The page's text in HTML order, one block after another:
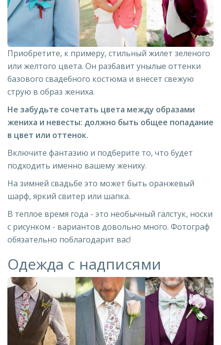
Приобретите, к примеру, стильный жилет зеленого
или желтого цвета. Он разбавит унылые оттенки
базового свадебного костюма и внесет свежую
струю в образ жениха.
Не забудьте сочетать цвета между образами
жениха и невесты: должно быть общее попадание
в цвет или оттенок.
Включите фантазию и подберите то, что будет
подходить именно вашему жениху.
На зимней свадьбе это может быть оранжевый
шарф, яркий свитер или шапка.
В теплое время года - это необычный галстук, носки
с рисунком - вариантов довольно много. Фотограф
обязательно поблагодарит вас!
Одежда с надписями